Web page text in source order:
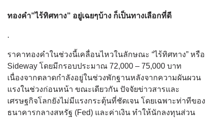
ทองคำ”ไร้ทิศทาง” อยู่เฉยๆบ้าง ก็เป็นทางเลือกที่ดี
.
ราคาทองคำในช่วงนี้เคลื่อนไหวในลักษณะ “ไร้ทิศทาง” หรือ
Sideway โดยมีกรอบประมาณ 72,000 – 75,000 บาท
เนื่องจากตลาดกำลังอยู่ในช่วงพักฐานหลังจากความผันผวน
แรงในช่วงก่อนหน้า ขณะเดียวกัน ปัจจัยข่าวสารและ
เศรษฐกิจโลกยังไม่มีแรงกระตุ้นที่ชัดเจน โดยเฉพาะท่าทีของ
ธนาคารกลางสหรัฐ (Fed) และค่าเงิน ทำให้นักลงทุนส่วน